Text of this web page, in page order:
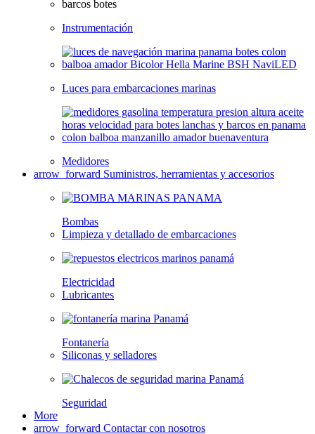
Instrumentación
Luces para embarcaciones marinas
Medidores
arrow_forward Suministros, herramientas y accesorios
Bombas
Limpieza y detallado de embarcaciones
Electricidad
Lubricantes
Fontanería
Siliconas y selladores
Seguridad
More
arrow_forward Contactar con nosotros